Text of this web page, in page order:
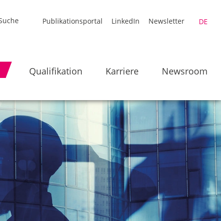
Publikationsportal LinkedIn Newsletter DE
Qualifikation Karriere Newsroom